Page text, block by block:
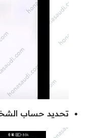
تحديد حساب